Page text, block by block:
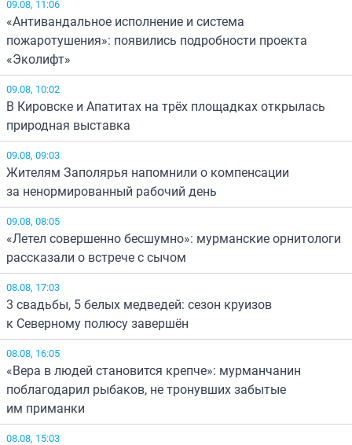
09.08, 11:06
«Антивандальное исполнение и система
пожаротушения»: появились подробности проекта
«Эколифт»
09.08, 10:02
В Кировске и Апатитах на трёх площадках открылась
природная выставка
09.08, 09:03
Жителям Заполярья напомнили о компенсации
за ненормированный рабочий день
09.08, 08:05
«Летел совершенно бесшумно»: мурманские орнитологи
рассказали о встрече с сычом
08.08, 17:03
3 свадьбы, 5 белых медведей: сезон круизов
к Северному полюсу завершён
08.08, 16:05
«Вера в людей становится крепче»: мурманчанин
поблагодарил рыбаков, не тронувших забытые
им приманки
08.08, 15:03